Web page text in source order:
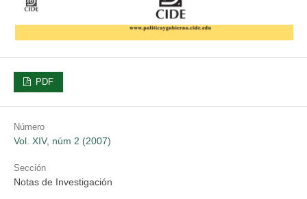
PDF
Número
Vol. XIV, núm 2 (2007)
Sección
Notas de Investigación